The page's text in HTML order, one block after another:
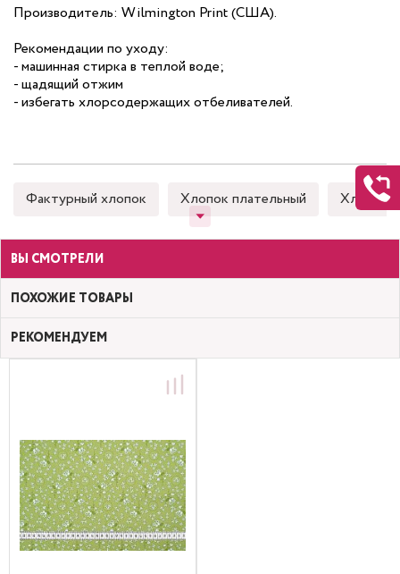
Производитель: Wilmington Print (США).
Рекомендации по уходу:
- машинная стирка в теплой воде;
- щадящий отжим
- избегать хлорсодержащих отбеливателей.
Фактурный хлопок Хлопок плательный Хлопок
ВЫ СМОТРЕЛИ
ПОХОЖИЕ ТОВАРЫ
РЕКОМЕНДУЕМ